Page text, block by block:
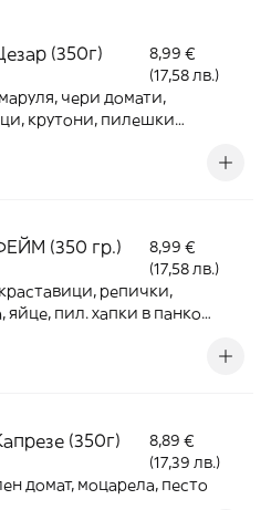
(350г)
8,99 €
(17,58 лв.)
чери домати,
крутони, пилешки
(350 гр.)
8,99 €
(17,58 лв.)
репички,
яйце, пил. хапки в панко
(350г)
8,89 €
(17,39 лв.)
домат, моцарела, песто